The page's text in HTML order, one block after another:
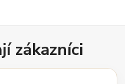
zákazníci